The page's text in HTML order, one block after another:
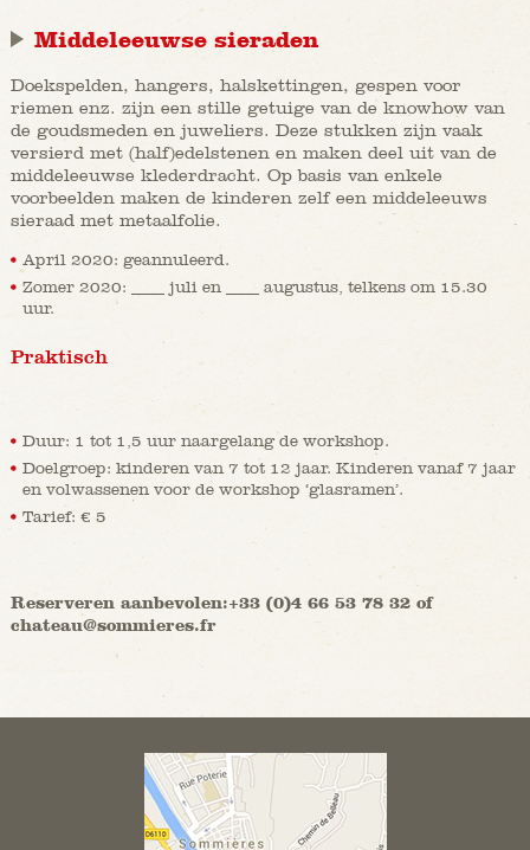
Middeleeuwse sieraden
Doekspelden, hangers, halskettingen, gespen voor
riemen enz. zijn een stille getuige van de knowhow van
de goudsmeden en juweliers. Deze stukken zijn vaak
versierd met (half)edelstenen en maken deel uit van de
middeleeuwse klederdracht. Op basis van enkele
voorbeelden maken de kinderen zelf een middeleeuws
sieraad met metaalfolie.
April 2020: geannuleerd.
Zomer 2020: ____ juli en ____ augustus, telkens om 15.30
uur.
Praktisch
Duur: 1 tot 1,5 uur naargelang de workshop.
Doelgroep: kinderen van 7 tot 12 jaar. Kinderen vanaf 7 jaar
en volwassenen voor de workshop ‘glasramen’.
Tarief: € 5
Reserveren aanbevolen:+33 (0)4 66 53 78 32 of
chateau@sommieres.fr